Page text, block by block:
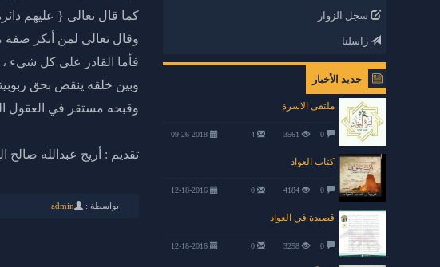
سجل الزوار
راسلنا
جديد الأخبار
ملتقى الاسرة
09-26-2018 0
3561
4
كتاب العواد
12-18-2016 0
4184
0
قصيدة في العواد
12-18-2016 0
3258
0
كما قال تعالى { عليهم
وقال تعالى لمن أنكر
فأما القادر على كل شيء
وبين خلقه ينقص بحق
وقبحه مستقر في العقول
تقديم : أريج عبدالله صالح
بواسطة : admin